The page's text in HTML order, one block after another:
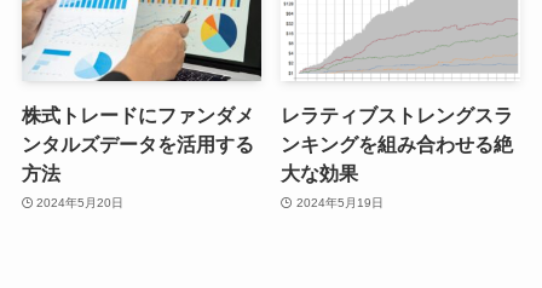
株式トレードにファンダメ
ンタルズデータを活用する
方法
2024年5月20日
レラティブストレングスラ
ンキングを組み合わせる絶
大な効果
2024年5月19日